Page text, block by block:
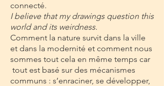
connecté.
I believe that my drawings question this
world and its weirdness.
Comment la nature survit dans la ville
et dans la modernité et comment nous
sommes tout cela en même temps car
tout est basé sur des mécanismes
communs : s’enraciner, se développer,